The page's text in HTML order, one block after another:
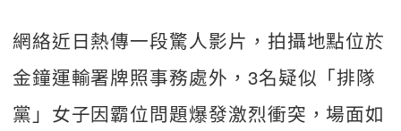
網絡近日熱傳一段驚人影片，拍攝地點位於
金鐘運輸署牌照事務處外，3名疑似「排隊
黨」女子因霸位問題爆發激烈衝突，場面如